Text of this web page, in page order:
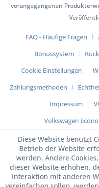
vorangegangenen
FAQ - Häufige Fragen
Bonussystem
Cookie Einstellungen
Zahlungsmethoden
Impressum
Volkswagen
Diese Website benutzt
Betrieb der Website
werden. Andere
dieser Website erhöhen,
Interaktion mit anderen